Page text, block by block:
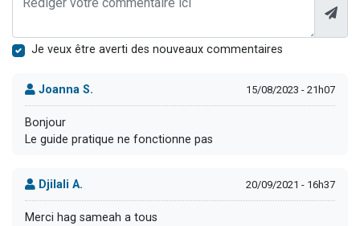
Je veux être averti des nouveaux commentaires
Joanna S. 15/08/2023 - 21h07
Bonjour
Le guide pratique ne fonctionne pas
Djilali A. 20/09/2021 - 16h37
Merci hag sameah a tous